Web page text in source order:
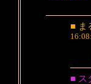
■ ま
■ ス